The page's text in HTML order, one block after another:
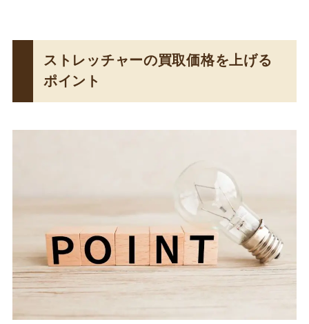
ストレッチャーの買取価格を上げる
ポイント